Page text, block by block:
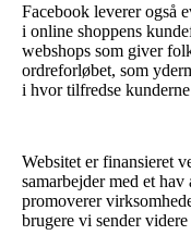
Facebook leverer også
i online shoppens
webshops som giver
ordreforløbet, som
i hvor tilfredse kunderne
Websitet er finansieret
samarbejder med et
promoverer
brugere vi sender